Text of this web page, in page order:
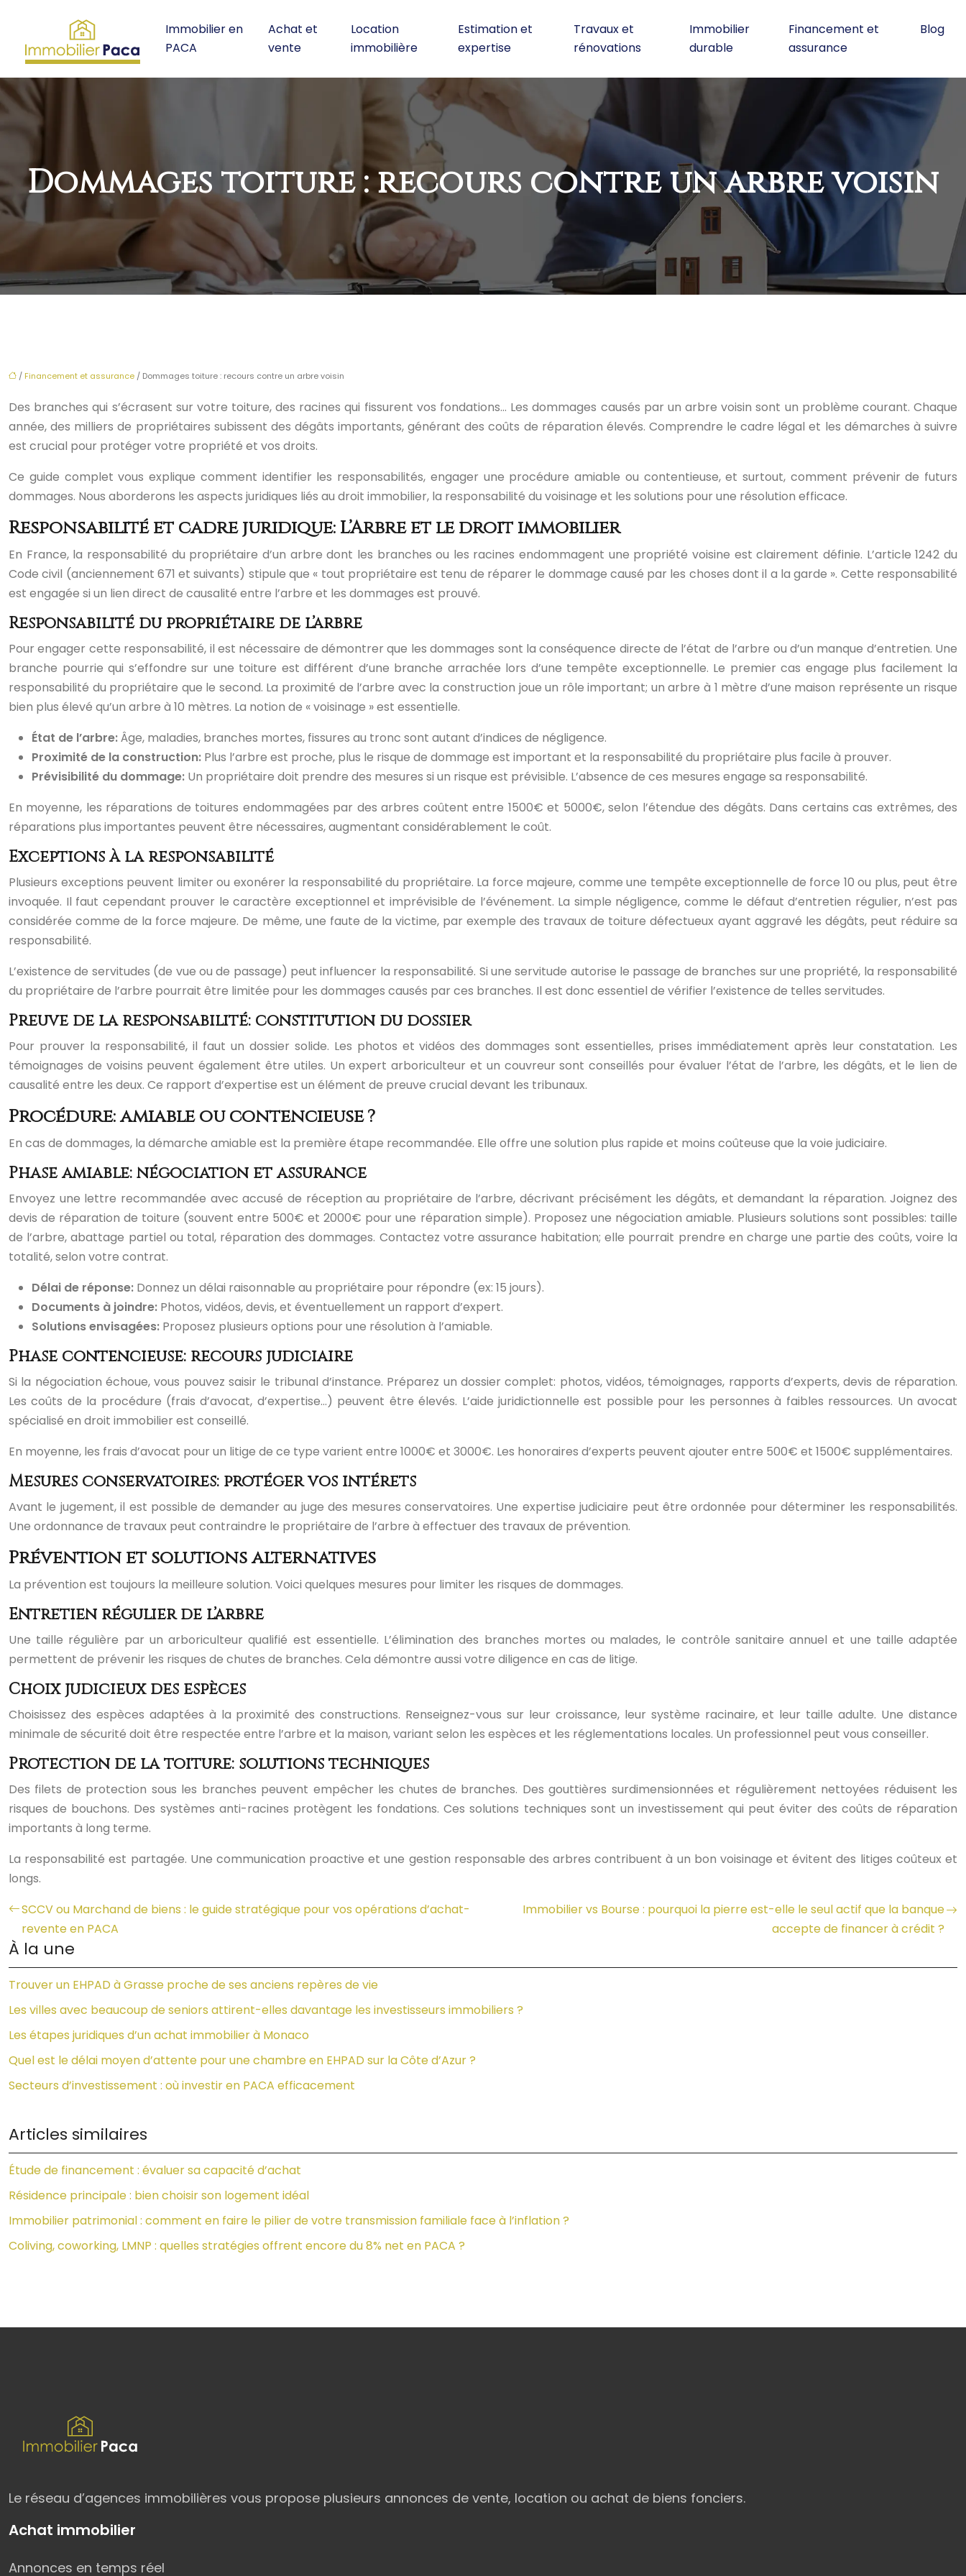
Immobilier en
PACA
Achat et
vente
Location
immobilière
Estimation et
expertise
Travaux et
rénovations
Immobilier
durable
Financement et
assurance
Blog
Dommages toiture : recours contre un arbre voisin
/ Financement et assurance / Dommages toiture : recours contre un arbre voisin
Des branches qui s’écrasent sur votre toiture, des racines qui fissurent vos fondations… Les dommages causés par un arbre voisin sont un problème courant. Chaque
année, des milliers de propriétaires subissent des dégâts importants, générant des coûts de réparation élevés. Comprendre le cadre légal et les démarches à suivre
est crucial pour protéger votre propriété et vos droits.
Ce guide complet vous explique comment identifier les responsabilités, engager une procédure amiable ou contentieuse, et surtout, comment prévenir de futurs
dommages. Nous aborderons les aspects juridiques liés au droit immobilier, la responsabilité du voisinage et les solutions pour une résolution efficace.
Responsabilité et cadre juridique: L’Arbre et le droit immobilier
En France, la responsabilité du propriétaire d’un arbre dont les branches ou les racines endommagent une propriété voisine est clairement définie. L’article 1242 du
Code civil (anciennement 671 et suivants) stipule que « tout propriétaire est tenu de réparer le dommage causé par les choses dont il a la garde ». Cette responsabilité
est engagée si un lien direct de causalité entre l’arbre et les dommages est prouvé.
Responsabilité du propriétaire de l’arbre
Pour engager cette responsabilité, il est nécessaire de démontrer que les dommages sont la conséquence directe de l’état de l’arbre ou d’un manque d’entretien. Une
branche pourrie qui s’effondre sur une toiture est différent d’une branche arrachée lors d’une tempête exceptionnelle. Le premier cas engage plus facilement la
responsabilité du propriétaire que le second. La proximité de l’arbre avec la construction joue un rôle important; un arbre à 1 mètre d’une maison représente un risque
bien plus élevé qu’un arbre à 10 mètres. La notion de « voisinage » est essentielle.
État de l’arbre:Âge, maladies, branches mortes, fissures au tronc sont autant d’indices de négligence.
Proximité de la construction: Plus l’arbre est proche, plus le risque de dommage est important et la responsabilité du propriétaire plus facile à prouver.
Prévisibilité du dommage: Un propriétaire doit prendre des mesures si un risque est prévisible. L’absence de ces mesures engage sa responsabilité.
En moyenne, les réparations de toitures endommagées par des arbres coûtent entre 1500€ et 5000€, selon l’étendue des dégâts. Dans certains cas extrêmes, des
réparations plus importantes peuvent être nécessaires, augmentant considérablement le coût.
Exceptions à la responsabilité
Plusieurs exceptions peuvent limiter ou exonérer la responsabilité du propriétaire. La force majeure, comme une tempête exceptionnelle de force 10 ou plus, peut être
invoquée. Il faut cependant prouver le caractère exceptionnel et imprévisible de l’événement. La simple négligence, comme le défaut d’entretien régulier, n’est pas
considérée comme de la force majeure. De même, une faute de la victime, par exemple des travaux de toiture défectueux ayant aggravé les dégâts, peut réduire sa
responsabilité.
L’existence de servitudes (de vue ou de passage) peut influencer la responsabilité. Si une servitude autorise le passage de branches sur une propriété, la responsabilité
du propriétaire de l’arbre pourrait être limitée pour les dommages causés par ces branches. Il est donc essentiel de vérifier l’existence de telles servitudes.
Preuve de la responsabilité: constitution du dossier
Pour prouver la responsabilité, il faut un dossier solide. Les photos et vidéos des dommages sont essentielles, prises immédiatement après leur constatation. Les
témoignages de voisins peuvent également être utiles. Un expert arboriculteur et un couvreur sont conseillés pour évaluer l’état de l’arbre, les dégâts, et le lien de
causalité entre les deux. Ce rapport d’expertise est un élément de preuve crucial devant les tribunaux.
Procédure: amiable ou contencieuse ?
En cas de dommages, la démarche amiable est la première étape recommandée. Elle offre une solution plus rapide et moins coûteuse que la voie judiciaire.
Phase amiable: négociation et assurance
Envoyez une lettre recommandée avec accusé de réception au propriétaire de l’arbre, décrivant précisément les dégâts, et demandant la réparation. Joignez des
devis de réparation de toiture (souvent entre 500€ et 2000€ pour une réparation simple). Proposez une négociation amiable. Plusieurs solutions sont possibles: taille
de l’arbre, abattage partiel ou total, réparation des dommages. Contactez votre assurance habitation; elle pourrait prendre en charge une partie des coûts, voire la
totalité, selon votre contrat.
Délai de réponse: Donnez un délai raisonnable au propriétaire pour répondre (ex: 15 jours).
Documents à joindre: Photos, vidéos, devis, et éventuellement un rapport d’expert.
Solutions envisagées: Proposez plusieurs options pour une résolution à l’amiable.
Phase contencieuse: recours judiciaire
Si la négociation échoue, vous pouvez saisir le tribunal d’instance. Préparez un dossier complet: photos, vidéos, témoignages, rapports d’experts, devis de réparation.
Les coûts de la procédure (frais d’avocat, d’expertise…) peuvent être élevés. L’aide juridictionnelle est possible pour les personnes à faibles ressources. Un avocat
spécialisé en droit immobilier est conseillé.
En moyenne, les frais d’avocat pour un litige de ce type varient entre 1000€ et 3000€. Les honoraires d’experts peuvent ajouter entre 500€ et 1500€ supplémentaires.
Mesures conservatoires: protéger vos intérêts
Avant le jugement, il est possible de demander au juge des mesures conservatoires. Une expertise judiciaire peut être ordonnée pour déterminer les responsabilités.
Une ordonnance de travaux peut contraindre le propriétaire de l’arbre à effectuer des travaux de prévention.
Prévention et solutions alternatives
La prévention est toujours la meilleure solution. Voici quelques mesures pour limiter les risques de dommages.
Entretien régulier de l’arbre
Une taille régulière par un arboriculteur qualifié est essentielle. L’élimination des branches mortes ou malades, le contrôle sanitaire annuel et une taille adaptée
permettent de prévenir les risques de chutes de branches. Cela démontre aussi votre diligence en cas de litige.
Choix judicieux des espèces
Choisissez des espèces adaptées à la proximité des constructions. Renseignez-vous sur leur croissance, leur système racinaire, et leur taille adulte. Une distance
minimale de sécurité doit être respectée entre l’arbre et la maison, variant selon les espèces et les réglementations locales. Un professionnel peut vous conseiller.
Protection de la toiture: solutions techniques
Des filets de protection sous les branches peuvent empêcher les chutes de branches. Des gouttières surdimensionnées et régulièrement nettoyées réduisent les
risques de bouchons. Des systèmes anti-racines protègent les fondations. Ces solutions techniques sont un investissement qui peut éviter des coûts de réparation
importants à long terme.
La responsabilité est partagée. Une communication proactive et une gestion responsable des arbres contribuent à un bon voisinage et évitent des litiges coûteux et
longs.
SCCV ou Marchand de biens : le guide stratégique pour vos opérations d’achat-
revente en PACA
Immobilier vs Bourse : pourquoi la pierre est-elle le seul actif que la banque
accepte de financer à crédit ?
À la une
Trouver un EHPAD à Grasse proche de ses anciens repères de vie
Les villes avec beaucoup de seniors attirent-elles davantage les investisseurs immobiliers ?
Les étapes juridiques d’un achat immobilier à Monaco
Quel est le délai moyen d’attente pour une chambre en EHPAD sur la Côte d’Azur ?
Secteurs d’investissement : où investir en PACA efficacement
Articles similaires
Étude de financement : évaluer sa capacité d’achat
Résidence principale : bien choisir son logement idéal
Immobilier patrimonial : comment en faire le pilier de votre transmission familiale face à l’inflation ?
Coliving, coworking, LMNP : quelles stratégies offrent encore du 8% net en PACA ?
Le réseau d’agences immobilières vous propose plusieurs annonces de vente, location ou achat de biens fonciers.
Achat immobilier
Annonces en temps réel